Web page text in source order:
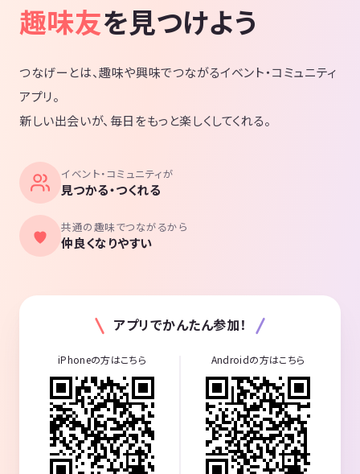
趣味友を見つけよう
つなげーとは、趣味や興味でつながるイベント・コミュニティ
アプリ。
新しい出会いが、毎日をもっと楽しくしてくれる。
イベント・コミュニティが
見つかる・つくれる
共通の趣味でつながるから
仲良くなりやすい
アプリでかんたん参加！
iPhoneの方はこちら Androidの方はこちら